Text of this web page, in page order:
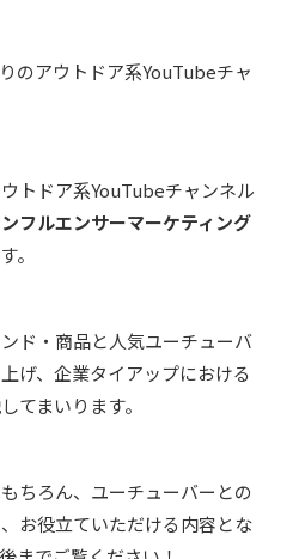
のアウトドア系YouTubeチャ
トドア系YouTubeチャンネル
フルエンサーマーケティング
。
ド・商品と人気ユーチューバ
げ、企業タイアップにおける
てまいります。
ちろん、ユーチューバーとの
お役立ていただける内容とな